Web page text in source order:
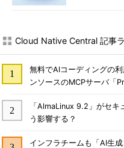
Cloud Native Central 記事
無料でAIコーディングの
ンソースのMCPサーバ「
「AlmaLinux 9.2」がセキ
う影響する？
インフラチームも「AI生